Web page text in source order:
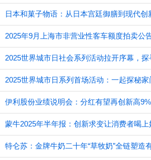
日本和菓子物语：从日本宫廷御膳到现代创
2025年9月上海市非营业性客车额度拍卖公
2025世界城市日系列首场活动：一起探秘家
伊利股份业绩说明会：分红有望再创新高
蒙牛2025年半年报：创新求变让消费者喝
特仑苏：金牌牛奶二十年“草牧奶”全链塑造